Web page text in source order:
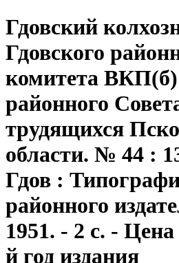
Гдовский
Гдовского
комитета
районного
трудящихся
области. № 44 :
Гдов :
районного
1951. - 2 с. -
й год издания